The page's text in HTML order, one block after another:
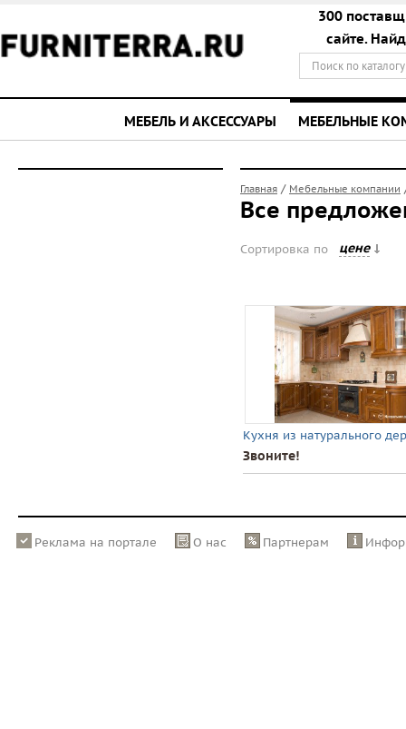
300
сайте.
МЕБЕЛЬ И АКСЕССУАРЫ МЕБЕЛЬНЫЕ
Главная / Мебельные компании
Все
Сортировка по цене
Кухня из натурального
Звоните!
Реклама на портале О нас Партнерам